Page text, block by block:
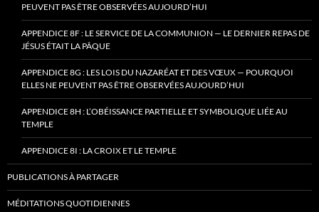
PEUVENT PAS ÊTRE OBSERVÉES AUJOURD’HUI
APPENDICE 8F : LE SERVICE DE LA COMMUNION — LE DERNIER REPAS DE
JÉSUS ÉTAIT LA PÂQUE
APPENDICE 8G : LES LOIS DU NAZARÉAT ET DES VŒUX — POURQUOI
ELLES NE PEUVENT PAS ÊTRE OBSERVÉES AUJOURD’HUI
APPENDICE 8H : L’OBÉISSANCE PARTIELLE ET SYMBOLIQUE LIÉE AU
TEMPLE
APPENDICE 8I : LA CROIX ET LE TEMPLE
PUBLICATIONS À PARTAGER
MÉDITATIONS QUOTIDIENNES